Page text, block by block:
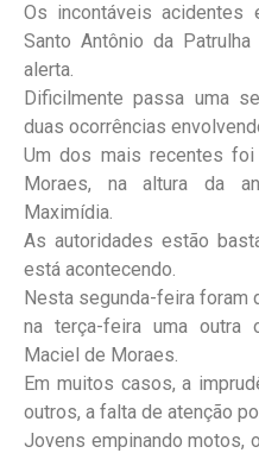
Os incontáveis acidentes
Santo Antônio da
alerta.
Dificilmente passa uma
duas ocorrências
Um dos mais recentes
Moraes, na altura da
Maximídia.
As autoridades estão
está acontecendo.
Nesta segunda-feira foram
na terça-feira uma outra
Maciel de Moraes.
Em muitos casos, a
outros, a falta de atenção
Jovens empinando motos,